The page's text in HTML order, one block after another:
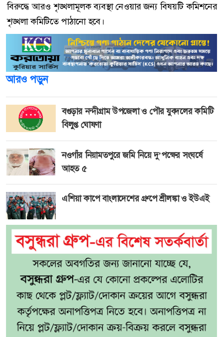
বিরুদ্ধে আরও শৃঙ্খলামূলক ব্যবস্থা নেওয়ার জন্য বিষয়টি কমিশনের
শৃঙ্খলা কমিটিতে পাঠানো হবে।
আরও পড়ুন
বগুড়ার নন্দীগ্রাম উপজেলা ও পৌর যুবদলের কমিটি
বিলুপ্ত ঘোষণা
নওগাঁর নিয়ামতপুরে জমি নিয়ে দু’পক্ষের সংঘর্ষে
আহত ৫
এশিয়া কাপে বাংলাদেশের গ্রুপে শ্রীলঙ্কা ও ইউএই